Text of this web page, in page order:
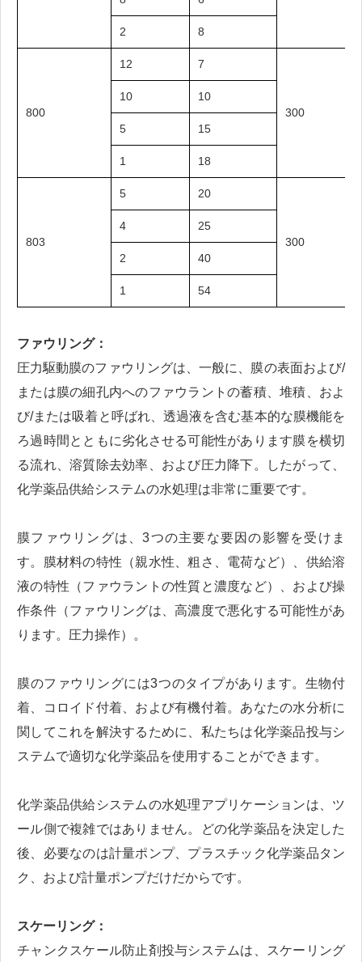
2 8
800
12 7
300
10 10
5 15
1 18
803
5 20
300
4 25
2 40
1 54
ファウリング：
圧力駆動膜のファウリングは、一般に、膜の表面および/
または膜の細孔内へのファウラントの蓄積、堆積、およ
び/または吸着と呼ばれ、透過液を含む基本的な膜機能を
ろ過時間とともに劣化させる可能性があります膜を横切
る流れ、溶質除去効率、および圧力降下。したがって、
化学薬品供給システムの水処理は非常に重要です。
膜ファウリングは、3つの主要な要因の影響を受けま
す。膜材料の特性（親水性、粗さ、電荷など）、供給溶
液の特性（ファウラントの性質と濃度など）、および操
作条件（ファウリングは、高濃度で悪化する可能性があ
ります。圧力操作）。
膜のファウリングには3つのタイプがあります。生物付
着、コロイド付着、および有機付着。あなたの水分析に
関してこれを解決するために、私たちは化学薬品投与シ
ステムで適切な化学薬品を使用することができます。
化学薬品供給システムの水処理アプリケーションは、ツ
ール側で複雑ではありません。どの化学薬品を決定した
後、必要なのは計量ポンプ、プラスチック化学薬品タン
ク、および計量ポンプだけだからです。
スケーリング：
チャンクスケール防止剤投与システムは、スケーリング